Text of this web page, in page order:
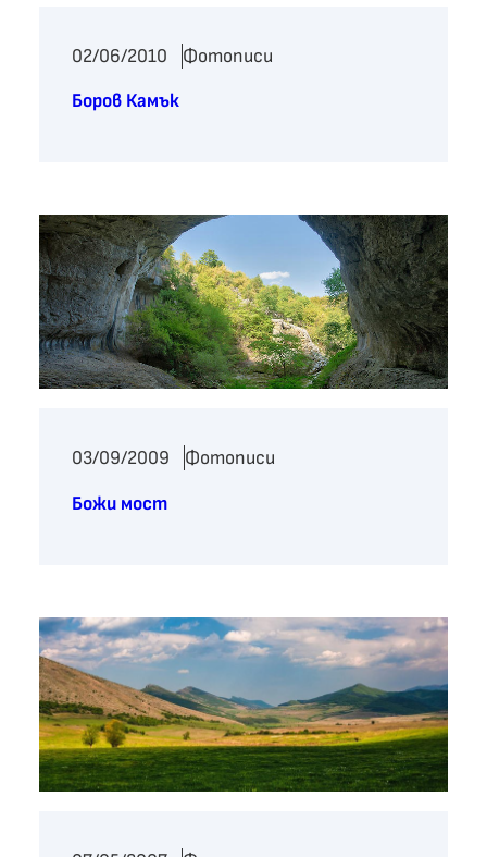
02/06/2010
Фотописи
Боров Камък
03/09/2009
Фотописи
Божи мост